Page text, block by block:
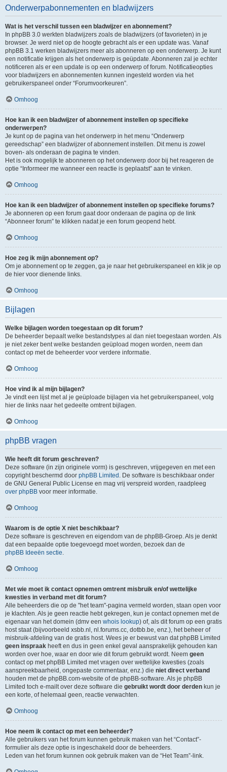
Onderwerpabonnementen en bladwijzers
Wat is het verschil tussen een bladwijzer en abonnement?
In phpBB 3.0 werkten bladwijzers zoals de bladwijzers (of favorieten) in je
browser. Je werd niet op de hoogte gebracht als er een update was. Vanaf
phpBB 3.1 werken bladwijzers meer als abonneren op een onderwerp. Je kunt
een notificatie krijgen als het onderwerp is geüpdate. Abonneren zal je echter
notificeren als er een update is op een onderwerp of forum. Notificatieopties
voor bladwijzers en abonnementen kunnen ingesteld worden via het
gebruikerspaneel onder “Forumvoorkeuren”.
Omhoog
Hoe kan ik een bladwijzer of abonnement instellen op specifieke
onderwerpen?
Je kunt op de pagina van het onderwerp in het menu “Onderwerp
gereedschap” een bladwijzer of abonnement instellen. Dit menu is zowel
boven- als onderaan de pagina te vinden.
Het is ook mogelijk te abonneren op het onderwerp door bij het reageren de
optie “Informeer me wanneer een reactie is geplaatst” aan te vinken.
Omhoog
Hoe kan ik een bladwijzer of abonnement instellen op specifieke forums?
Je abonneren op een forum gaat door onderaan de pagina op de link
“Abonneer forum” te klikken nadat je een forum geopend hebt.
Omhoog
Hoe zeg ik mijn abonnement op?
Om je abonnement op te zeggen, ga je naar het gebruikerspaneel en klik je op
de hier voor dienende links.
Omhoog
Bijlagen
Welke bijlagen worden toegestaan op dit forum?
De beheerder bepaalt welke bestandstypes al dan niet toegestaan worden. Als
je niet zeker bent welke bestanden geüpload mogen worden, neem dan
contact op met de beheerder voor verdere informatie.
Omhoog
Hoe vind ik al mijn bijlagen?
Je vindt een lijst met al je geüploade bijlagen via het gebruikerspaneel, volg
hier de links naar het gedeelte omtrent bijlagen.
Omhoog
phpBB vragen
Wie heeft dit forum geschreven?
Deze software (in zijn originele vorm) is geschreven, vrijgegeven en met een
copyright beschermd door phpBB Limited . De software is beschikbaar onder
de GNU General Public License en mag vrij verspreid worden, raadpleeg
over phpBB voor meer informatie.
Omhoog
Waarom is de optie X niet beschikbaar?
Deze software is geschreven en eigendom van de phpBB-Groep. Als je denkt
dat een bepaalde optie toegevoegd moet worden, bezoek dan de
phpBB Ideeën sectie.
Omhoog
Met wie moet ik contact opnemen omtrent misbruik en/of wettelijke
kwesties in verband met dit forum?
Alle beheerders die op de "het team"-pagina vermeld worden, staan open voor
je klachten. Als je geen reactie hebt gekregen, kun je contact opnemen met de
eigenaar van het domein (dmv een whois lookup) of, als dit forum op een gratis
host staat (bijvoorbeeld xsbb.nl, nl.forums.cc, dotbb.be, enz.), het beheer of
misbruik-afdeling van de gratis host. Wees je er bewust van dat phpBB Limited
geen inspraak heeft en dus in geen enkel geval aansprakelijk gehouden kan
worden over hoe, waar en door wie dit forum gebruikt wordt. Neem geen
contact op met phpBB Limited met vragen over wettelijke kwesties (zoals
aanspreekbaarheid, ongepaste commentaar, enz.) die niet direct verband
houden met de phpBB.com-website of de phpBB-software. Als je phpBB
Limited toch e-mailt over deze software die gebruikt wordt door derden kun je
een korte, of helemaal geen, reactie verwachten.
Omhoog
Hoe neem ik contact op met een beheerder?
Alle gebruikers van het forum kunnen gebruik maken van het “Contact”-
formulier als deze optie is ingeschakeld door de beheerders.
Leden van het forum kunnen ook gebruik maken van de “Het Team”-link.